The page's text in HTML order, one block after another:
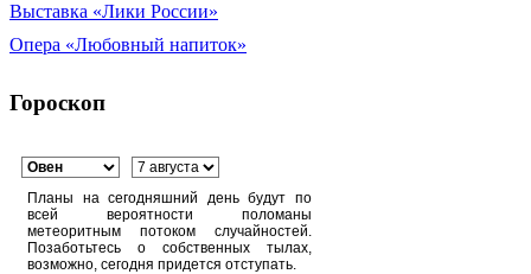
Выставка «Лики России»
Опера «Любовный напиток»
Гороскоп
Планы на сегодняшний день будут по
всей вероятности поломаны
метеоритным потоком случайностей.
Позаботьтесь о собственных тылах,
возможно, сегодня придется отступать.